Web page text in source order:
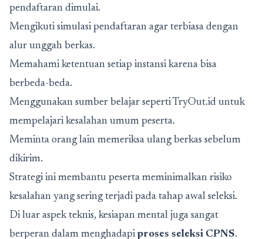
pendaftaran dimulai.
Mengikuti simulasi pendaftaran agar terbiasa dengan
alur unggah berkas.
Memahami ketentuan setiap instansi karena bisa
berbeda-beda.
Menggunakan sumber belajar seperti TryOut.id untuk
mempelajari kesalahan umum peserta.
Meminta orang lain memeriksa ulang berkas sebelum
dikirim.
Strategi ini membantu peserta meminimalkan risiko
kesalahan yang sering terjadi pada tahap awal seleksi.
Di luar aspek teknis, kesiapan mental juga sangat
berperan dalam menghadapi proses seleksi CPNS.